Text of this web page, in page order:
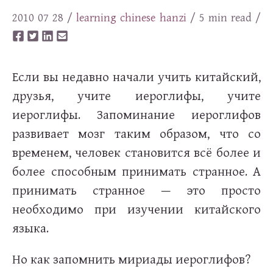
2010 07 28 /learning chinese hanzi / 5 min read /
Если вы недавно начали учить китайский,
друзья, учите иероглифы, учите
иероглифы. Запоминание иероглифов
развивает мозг таким образом, что со
временем, человек становится всё более и
более способным принимать странное. А
принимать странное — это просто
необходимо при изучении китайского
языка.
Но как запомнить мириады иероглифов?